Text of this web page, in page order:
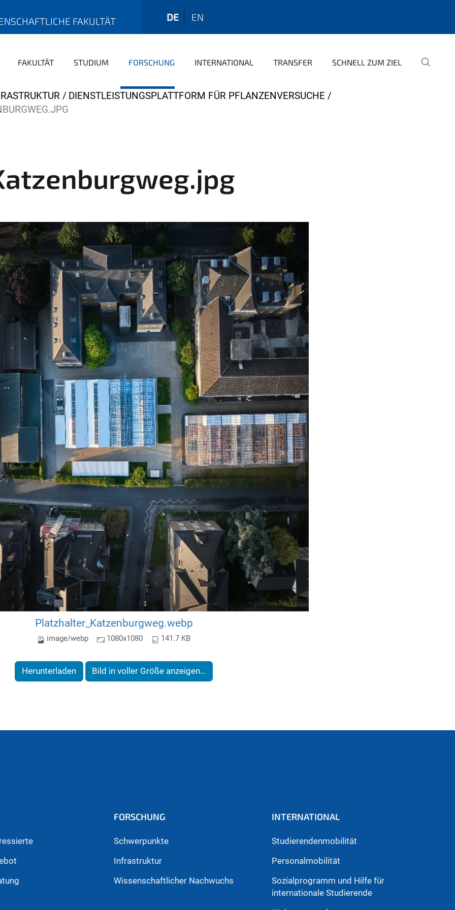
FAKULTÄT DE EN
FAKULTÄT STUDIUM FORSCHUNG INTERNATIONAL TRANSFER SCHNELL ZUM ZIEL
DIENSTLEISTUNGSPLATTFORM FÜR PFLANZENVERSUCHE
Platzhalter_Katzenburgweg.webp
image/webp 1080x1080 141.7 KB
Herunterladen Bild in voller Größe anzeigen…
FORSCHUNG
Schwerpunkte
Infrastruktur
Wissenschaftlicher Nachwuchs
INTERNATIONAL
Studierendenmobilität
Personalmobilität
Sozialprogramm und Hilfe für
internationale Studierende